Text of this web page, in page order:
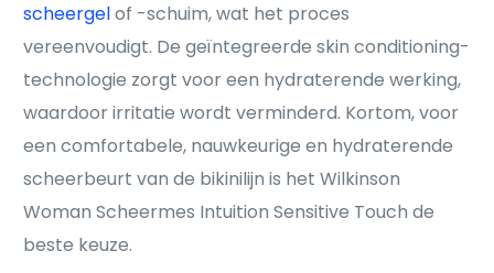
scheergelof -schuim, wat het proces
vereenvoudigt. De geïntegreerde skin conditioning-
technologie zorgt voor een hydraterende werking,
waardoor irritatie wordt verminderd. Kortom, voor
een comfortabele, nauwkeurige en hydraterende
scheerbeurt van de bikinilijn is het Wilkinson
Woman Scheermes Intuition Sensitive Touch de
beste keuze.